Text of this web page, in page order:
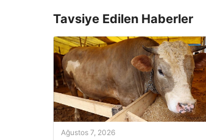
Tavsiye Edilen Haberler
Ağustos 7, 2026